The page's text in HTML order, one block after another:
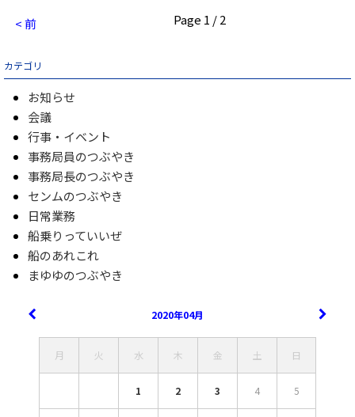
< 前 Page 1 / 2
カテゴリ
お知らせ
会議
行事・イベント
事務局員のつぶやき
事務局長のつぶやき
センムのつぶやき
日常業務
船乗りっていいぜ
船のあれこれ
まゆゆのつぶやき
2020年04月
月 火 水 木 金 土 日
1 2 3 4 5